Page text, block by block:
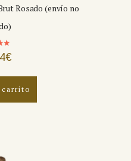
Rosado (envío no
€
carrito